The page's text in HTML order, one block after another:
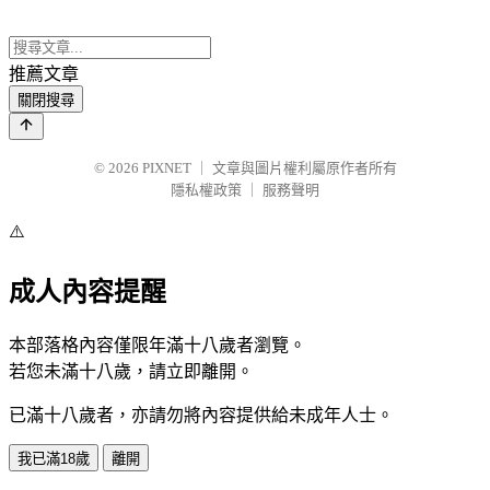
推薦文章
關閉搜尋
© 2026 PIXNET
文章與圖片權利屬原作者所有
隱私權政策
服務聲明
⚠️
成人內容提醒
本部落格內容僅限年滿十八歲者瀏覽。
若您未滿十八歲，請立即離開。
已滿十八歲者，亦請勿將內容提供給未成年人士。
我已滿18歲 離開